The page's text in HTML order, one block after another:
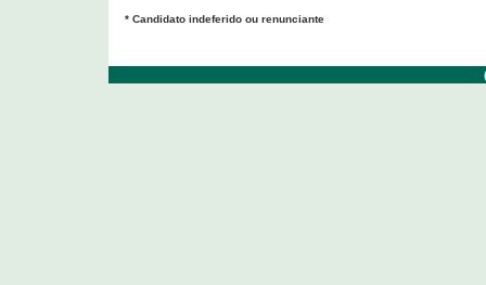
* Candidato indeferido ou renunciante